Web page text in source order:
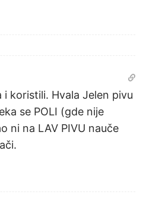
koristili. Hvala Jelen pivu
se POLI (gde nije
ni na LAV PIVU nauče